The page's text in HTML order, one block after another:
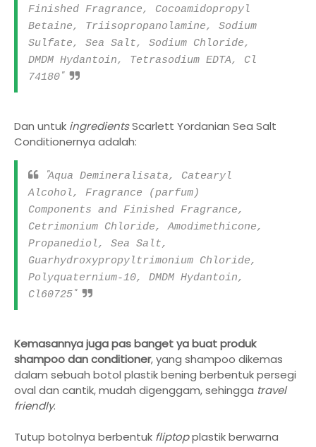
Finished Fragrance, Cocoamidopropyl
Betaine, Triisopropanolamine, Sodium
Sulfate, Sea Salt, Sodium Chloride,
DMDM Hydantoin, Tetrasodium EDTA, Cl
74180"
Dan untuk ingredientsScarlett Yordanian Sea Salt
Conditionernya adalah:
"Aqua Demineralisata, Catearyl
Alcohol, Fragrance (parfum)
Components and Finished Fragrance,
Cetrimonium Chloride, Amodimethicone,
Propanediol, Sea Salt,
Guarhydroxypropyltrimonium Chloride,
Polyquaternium-10, DMDM Hydantoin,
Cl60725"
Kemasannya juga pas banget ya buat produk
shampoo dan conditioner, yang shampoo dikemas
dalam sebuah botol plastik bening berbentuk persegi
oval dan cantik, mudah digenggam, sehingga travel
friendly.
Tutup botolnya berbentuk fliptopplastik berwarna